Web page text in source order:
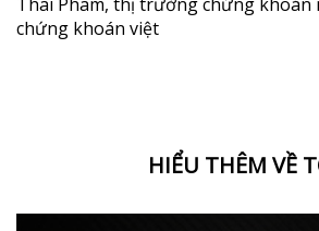
chứng khoán việt
HIỂU THÊM VỀ